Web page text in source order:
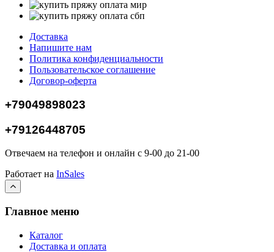
Доставка
Напишите нам
Политика конфиденциальности
Пользовательское соглашение
Договор-оферта
+79049898023
+79126448705
Отвечаем на телефон и онлайн с 9-00 до 21-00
Работает на InSales
Главное меню
Каталог
Доставка и оплата